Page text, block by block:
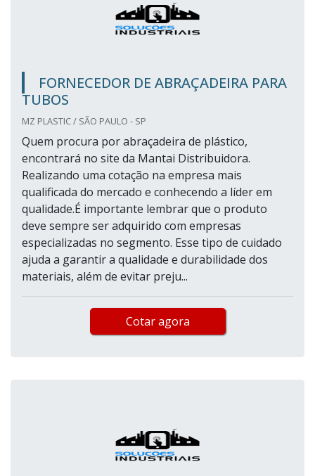
FORNECEDOR DE ABRAÇADEIRA PARA
TUBOS
MZ PLASTIC / SÃO PAULO - SP
Quem procura por abraçadeira de plástico,
encontrará no site da Mantai Distribuidora.
Realizando uma cotação na empresa mais
qualificada do mercado e conhecendo a líder em
qualidade.É importante lembrar que o produto
deve sempre ser adquirido com empresas
especializadas no segmento. Esse tipo de cuidado
ajuda a garantir a qualidade e durabilidade dos
materiais, além de evitar preju...
Cotar agora